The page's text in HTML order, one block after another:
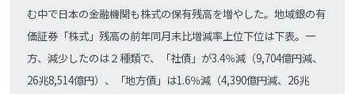
む中で日本の金融機関も株式の保有残高を増やした。地域銀の有
価証券「株式」残高の前年同月末比増減率上位下位は下表。一
方、減少したのは２種類で、「社債」が3.4％減（9,704億円減、
26兆8,514億円）、「地方債」は1.6％減（4,390億円減、26兆